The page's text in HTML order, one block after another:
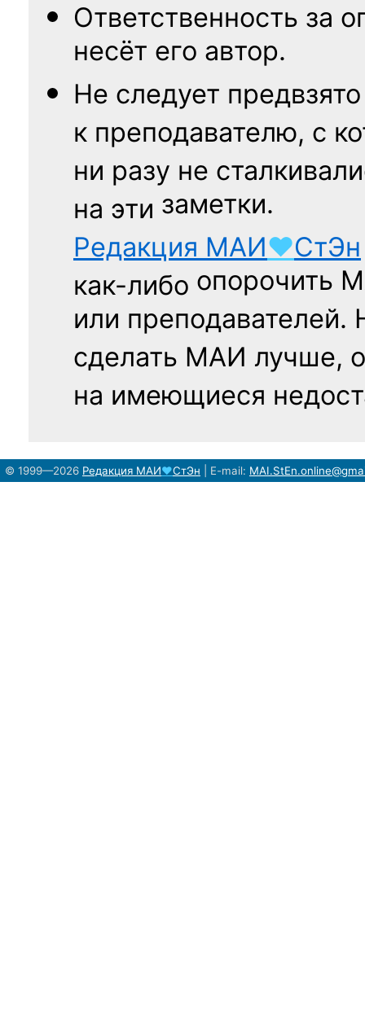
Ответственность за
несёт его автор.
Не следует
к преподавателю, с
ни разу не
на эти заметки.
Редакция МАИ♥СтЭн
как-либо опорочить
или
сделать МАИ лучше,
на имеющиеся
© 1999—2026 Редакция МАИ♥СтЭн E-mail: